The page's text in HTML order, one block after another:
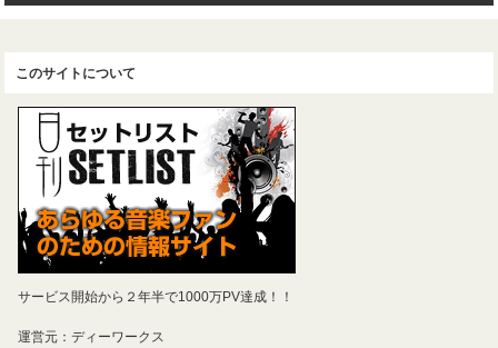
このサイトについて
サービス開始から２年半で1000万PV達成！！
運営元：ディーワークス